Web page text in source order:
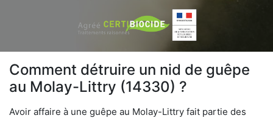
Comment détruire un nid de guêpe
au Molay-Littry (14330) ?
Avoir affaire à une guêpe au Molay-Littry fait partie des